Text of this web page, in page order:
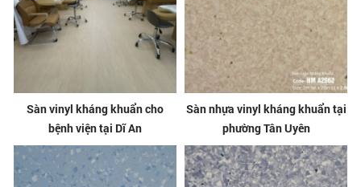
Sàn vinyl kháng khuẩn cho
bệnh viện tại Dĩ An
Sàn nhựa vinyl kháng khuẩn tại
phường Tân Uyên